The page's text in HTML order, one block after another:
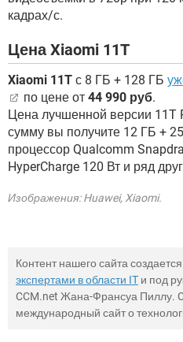
кадрах/с.
Цена Xiaomi 11T
Xiaomi 11T с 8 ГБ + 128 ГБ
по цене от 44 990 руб.
Цена лучшенной версии 11T
сумму вы получите 12 ГБ +
процессор Qualcomm
HyperCharge 120 Вт и ряд
Изображения: Huawei, Xiaomi.
Контент нашего сайта
экспертами в области IT и под
CCM.net Жана-Франсуа Пиллу.
международный сайт о